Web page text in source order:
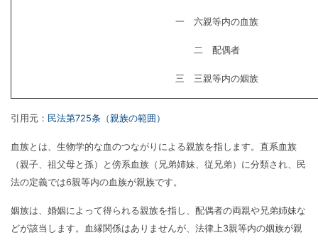
一 六親等内の血族
二 配偶者
三 三親等内の姻族
引用元： 民法第725条（親族の範囲）
血族とは、生物学的な血のつながりによる親族を指します。直系血族
（親子、祖父母と孫）と傍系血族（兄弟姉妹、従兄弟）に分類され、民
法の定義では6親等内の血族が親族です。
姻族は、婚姻によって得られる親族を指し、配偶者の両親や兄弟姉妹な
どが該当します。血縁関係はありませんが、法律上3親等内の姻族が親